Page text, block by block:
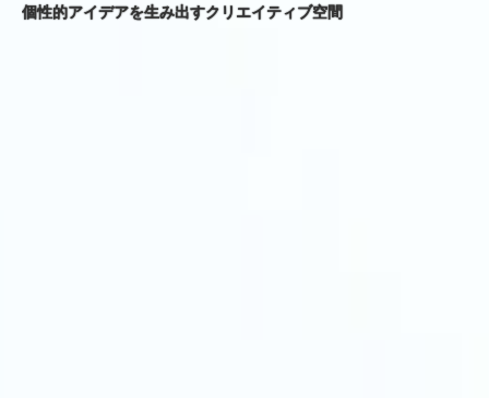
個性的アイデアを生み出すクリエイティブ空間